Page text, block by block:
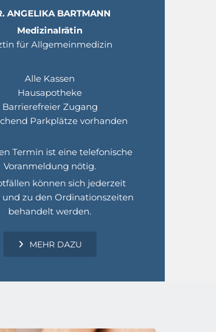
ANGELIKA BARTMANN
Medizinalrätin
für Allgemeinmedizin
Alle Kassen
Hausapotheke
Barrierefreier Zugang
Parkplätze vorhanden
Termin ist eine telefonische
Voranmeldung nötig.
können sich jederzeit
zu den Ordinationszeiten
behandelt werden.
MEHR DAZU